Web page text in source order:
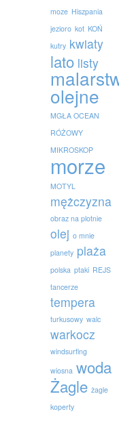
moze Hiszpania
jezioro kot KOŃ
kutry kwiaty
lato listy
olejne
MGŁA OCEAN
RÓŻOWY
MIKROSKOP
morze
MOTYL
mężczyzna
obraz na plotnie
olej o mnie
planety plaża
polska ptaki REJS
tancerze
tempera
turkusowy walc
warkocz
windsurfing
wiosna woda
Żagle żagle
koperty